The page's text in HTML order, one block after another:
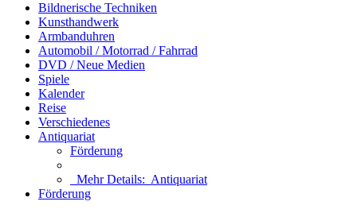
Bildnerische Techniken
Kunsthandwerk
Armbanduhren
Automobil / Motorrad / Fahrrad
DVD / Neue Medien
Spiele
Kalender
Reise
Verschiedenes
Antiquariat
Förderung
Mehr Details: Antiquariat
Förderung